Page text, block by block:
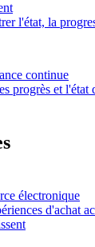
l'état, la
continue
progrès et l'état
électronique
d'achat